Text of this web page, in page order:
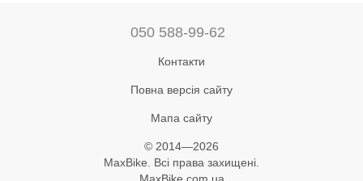
050 588-99-62
Контакти
Повна версія сайту
Мапа сайту
© 2014—2026
MaxBike. Всі права захищені.
MaxBike.com.ua